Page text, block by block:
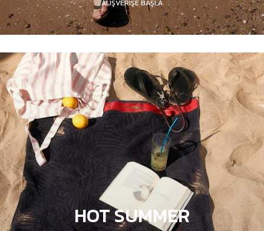
ALIŞVERİŞE BAŞLA
HOT SUMMER